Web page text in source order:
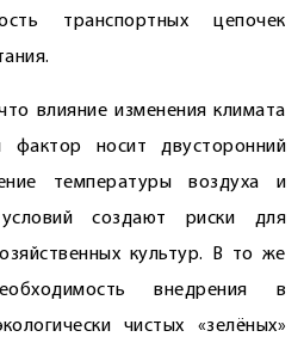
транспортных цепочек
влияние изменения климата
фактор носит двусторонний
температуры воздуха и
создают риски для
культур. В то же
внедрения в
чистых «зелёных»